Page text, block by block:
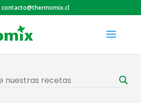
contacto@thermomix.cl